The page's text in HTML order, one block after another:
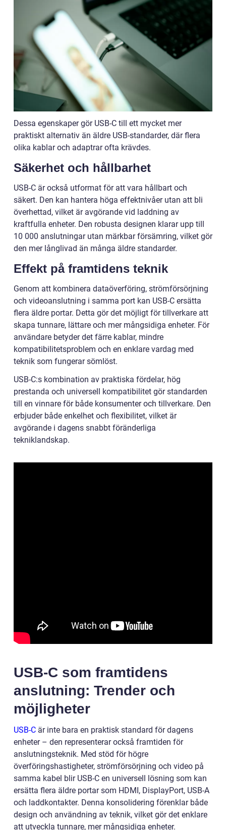
Dessa egenskaper gör USB-C till ett mycket mer
praktiskt alternativ än äldre USB-standarder, där flera
olika kablar och adaptrar ofta krävdes.
Säkerhet och hållbarhet
USB-C är också utformat för att vara hållbart och
säkert. Den kan hantera höga effektnivåer utan att bli
överhettad, vilket är avgörande vid laddning av
kraftfulla enheter. Den robusta designen klarar upp till
10 000 anslutningar utan märkbar försämring, vilket gör
den mer långlivad än många äldre standarder.
Effekt på framtidens teknik
Genom att kombinera dataöverföring, strömförsörjning
och videoanslutning i samma port kan USB-C ersätta
flera äldre portar. Detta gör det möjligt för tillverkare att
skapa tunnare, lättare och mer mångsidiga enheter. För
användare betyder det färre kablar, mindre
kompatibilitetsproblem och en enklare vardag med
teknik som fungerar sömlöst.
USB-C:s kombination av praktiska fördelar, hög
prestanda och universell kompatibilitet gör standarden
till en vinnare för både konsumenter och tillverkare. Den
erbjuder både enkelhet och flexibilitet, vilket är
avgörande i dagens snabbt föränderliga
tekniklandskap.
USB-C som framtidens
anslutning: Trender och
möjligheter
USB-C är inte bara en praktisk standard för dagens
enheter – den representerar också framtiden för
anslutningsteknik. Med stöd för högre
överföringshastigheter, strömförsörjning och video på
samma kabel blir USB-C en universell lösning som kan
ersätta flera äldre portar som HDMI, DisplayPort, USB-A
och laddkontakter. Denna konsolidering förenklar både
design och användning av teknik, vilket gör det enklare
att utveckla tunnare, mer mångsidiga enheter.